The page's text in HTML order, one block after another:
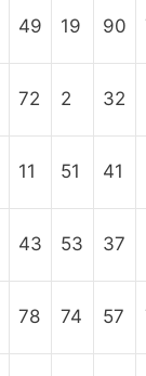
49 19 90
72 2 32
11 51 41
43 53 37
78 74 57